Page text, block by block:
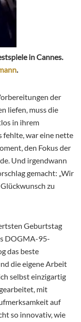
in Cannes.
.
der
liefen, muss die
in ihrem
fehlte, war eine nette
den Fokus der
Und irgendwann
gemacht: „Wir
zu
Geburtstag
DOGMA-95-
das beste
die eigene Arbeit
selbsteinzigartig
mit
auf
so innovativ, wie